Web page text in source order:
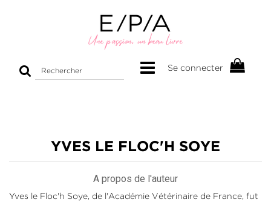
Rechercher
Se connecter
YVES LE FLOC'H SOYE
A propos de l'auteur
Yves le Floc'h Soye, de l'Académie Vétérinaire de France, fut